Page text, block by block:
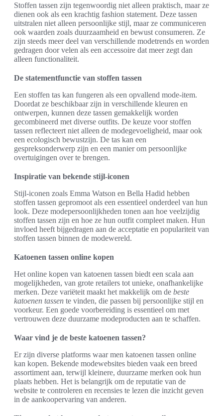
Stoffen tassen zijn tegenwoordig niet alleen praktisch, maar ze
dienen ook als een krachtig fashion statement. Deze tassen
uitstralen niet alleen persoonlijke stijl, maar ze communiceren
ook waarden zoals duurzaamheid en bewust consumeren. Ze
zijn steeds meer deel van verschillende modetrends en worden
gedragen door velen als een accessoire dat meer zegt dan
alleen functionaliteit.
De statementfunctie van stoffen tassen
Een stoffen tas kan fungeren als een opvallend mode-item.
Doordat ze beschikbaar zijn in verschillende kleuren en
ontwerpen, kunnen deze tassen gemakkelijk worden
gecombineerd met diverse outfits. De keuze voor stoffen
tassen reflecteert niet alleen de modegevoeligheid, maar ook
een ecologisch bewustzijn. De tas kan een
gespreksonderwerp zijn en een manier om persoonlijke
overtuigingen over te brengen.
Inspiratie van bekende stijl-iconen
Stijl-iconen zoals Emma Watson en Bella Hadid hebben
stoffen tassen gepromoot als een essentieel onderdeel van hun
look. Deze modepersoonlijkheden tonen aan hoe veelzijdig
stoffen tassen zijn en hoe ze hun outfit compleet maken. Hun
invloed heeft bijgedragen aan de acceptatie en populariteit van
stoffen tassen binnen de modewereld.
Katoenen tassen online kopen
Het online kopen van katoenen tassen biedt een scala aan
mogelijkheden, van grote retailers tot unieke, onafhankelijke
merken. Deze variëteit maakt het makkelijk om de beste
katoenen tassen te vinden, die passen bij persoonlijke stijl en
voorkeur. Een goede voorbereiding is essentieel om met
vertrouwen deze duurzame modeproducten aan te schaffen.
Waar vind je de beste katoenen tassen?
Er zijn diverse platforms waar men katoenen tassen online
kan kopen. Bekende modewebsites bieden vaak een breed
assortiment aan, terwijl kleinere, duurzame merken ook hun
plaats hebben. Het is belangrijk om de reputatie van de
website te controleren en recensies te lezen die inzicht geven
in de aankoopervaring van anderen.